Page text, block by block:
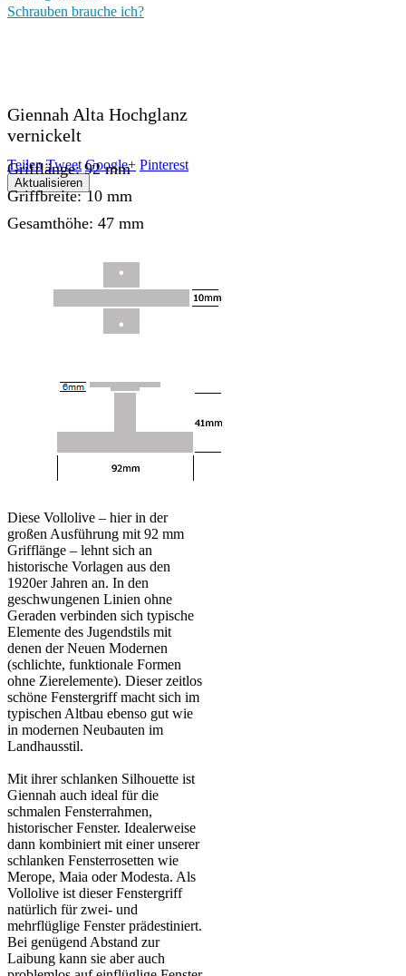
Schrauben brauche ich?
Teilen Tweet Google+ Pinterest
Giennah Alta Hochglanz
vernickelt
Grifflänge: 92 mm
Griffbreite: 10 mm
Gesamthöhe: 47 mm
Diese Vollolive – hier in der
großen Ausführung mit 92 mm
Grifflänge – lehnt sich an
historische Vorlagen aus den
1920er Jahren an. In den
geschwungenen Linien ohne
Geraden verbinden sich typische
Elemente des Jugendstils mit
denen der Neuen Modernen
(schlichte, funktionale Formen
ohne Zierelemente). Dieser zeitlos
schöne Fenstergriff macht sich im
typischen Altbau ebenso gut wie
in modernen Neubauten im
Landhausstil.
Mit ihrer schlanken Silhouette ist
Giennah auch ideal für die
schmalen Fensterrahmen,
historischer Fenster. Idealerweise
dann kombiniert mit einer unserer
schlanken Fensterrosetten wie
Merope, Maia oder Modesta. Als
Vollolive ist dieser Fenstergriff
natürlich für zwei- und
mehrflüglige Fenster prädestiniert.
Bei genügend Abstand zur
Laibung kann sie aber auch